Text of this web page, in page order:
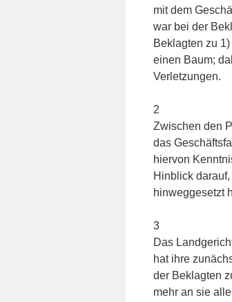
mit dem
war bei der
Beklagten zu
einen Baum;
Verletzungen.
2
Zwischen den
das
hiervon
Hinblick
hinweggesetzt
3
Das
hat ihre
der Beklagten
mehr an sie